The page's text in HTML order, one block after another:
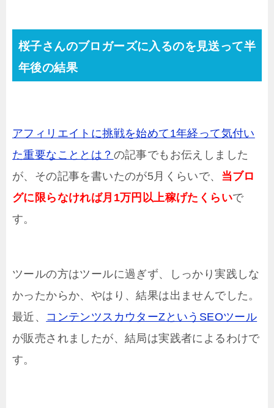
桜子さんのブロガーズに入るのを見送って半
年後の結果
アフィリエイトに挑戦を始めて1年経って気付い
た重要なこととは？ の記事でもお伝えしました
が、その記事を書いたのが5月くらいで、 当ブロ
グに限らなければ月1万円以上稼げたくらいで
す。
ツールの方はツールに過ぎず、しっかり実践しな
かったからか、やはり、結果は出ませんでした。
最近、 コンテンツスカウターZというSEOツール
が販売されましたが、結局は実践者によるわけで
す。